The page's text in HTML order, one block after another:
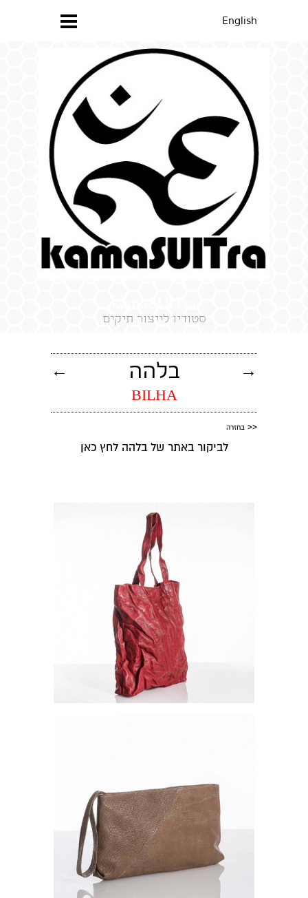
English
סטודיו לייצור תיקים
בלהה
BILHA
← →
<< בחזרה
לביקור באתר של בלההלחץ כאן